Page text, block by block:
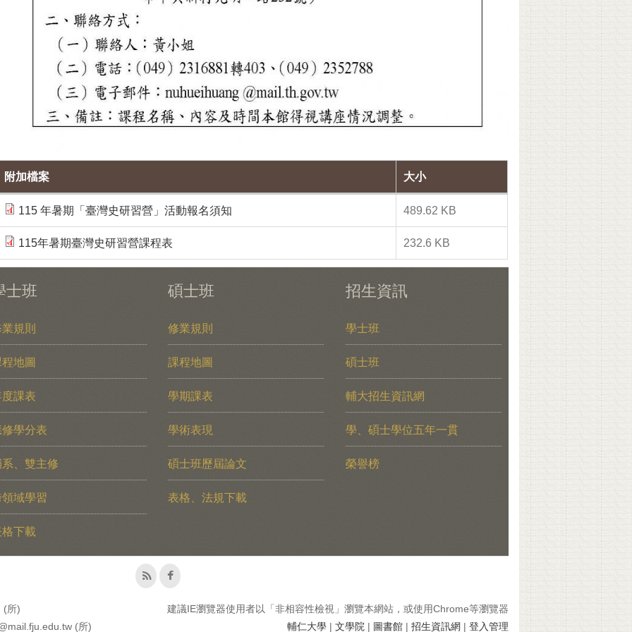
附加檔案 大小
115 年暑期「臺灣史研習營」活動報名須知 489.62 KB
115年暑期臺灣史研習營課程表 232.6 KB
士班
規則
地圖
度課表
修學分表
系、雙主修
領域學習
格下載
碩士班
修業規則
課程地圖
學期課表
學術表現
碩士班歷屆論文
表格、法規下載
招生資訊
學士班
碩士班
輔大招生資訊網
學、碩士學位五年一貫
榮譽榜
(所)
(所)
建議IE瀏覽器使用者以「非相容性檢視」瀏覽本網站，或使用Chrome等瀏覽器
輔仁大學 | 文學院 | 圖書館 | 招生資訊網 | 登入管理